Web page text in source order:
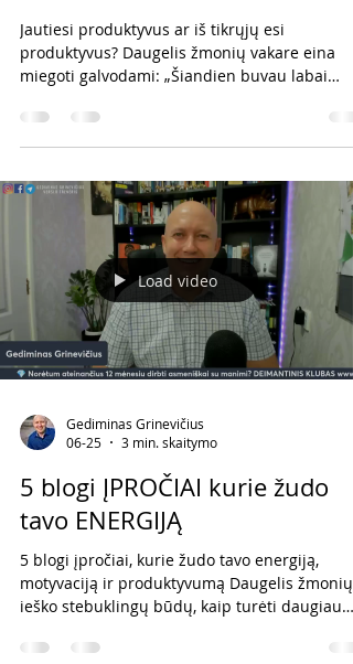
Jautiesi produktyvus ar iš tikrųjų esi
produktyvus? Daugelis žmonių vakare eina
miegoti galvodami: „Šiandien buvau labai
nėra tas pats. Tai viena didžiausių klaidų, kuri
trukdo pasiekti geresnių rezultatų tiek versle,
gyvenime. Labai lengva atrodyti užimtam
Vienas mano mentorių yra pasakęs: „Labai
lengva atrodyti, kad dirbi.“ Atsikėlei.
Beveik darbas. Įsėdai į automobilį. Nuvažiavai
Load video
Gediminas Grinevičius
06-25
3 min. skaitymo
5 blogi ĮPROČIAI kurie žudo
tavo ENERGIJĄ
5 blogi įpročiai, kurie žudo tavo energiją,
motyvaciją ir produktyvumą Daugelis žmonių
ieško stebuklingų būdų, kaip turėti daugiau
produktyvesniems. Tačiau dažnai problema